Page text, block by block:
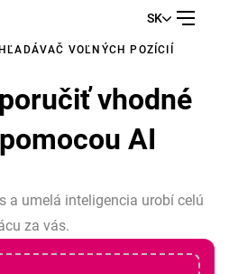
SK
VOĽNÝCH POZÍCIÍ
vhodné
AI
a umelá inteligencia urobí celú
za vás.